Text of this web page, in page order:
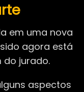
em uma nova
agora está
jurado.
aspectos